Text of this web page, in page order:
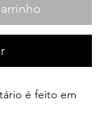
é feito em